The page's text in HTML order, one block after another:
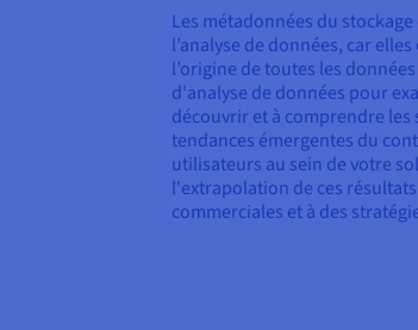
Les métadonnées du
l’analyse de données, car
l’origine de toutes les
d'analyse de données pour
découvrir et à comprendre
tendances émergentes du
utilisateurs au sein de votre
l'extrapolation de ces
commerciales et à des